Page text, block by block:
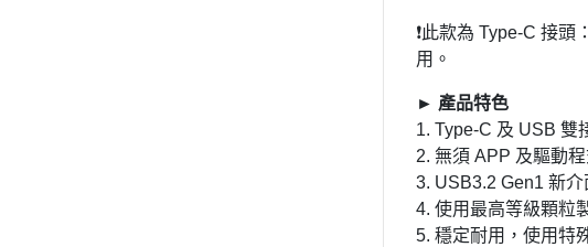
❗️此款為 Type-C 接
用。
► 產品特色
1. Type-C 及 USB 雙
2. 無須 APP 及驅動
3. USB3.2 Gen1 新
4. 使用最高等級顆粒
5. 穩定耐用，使用特